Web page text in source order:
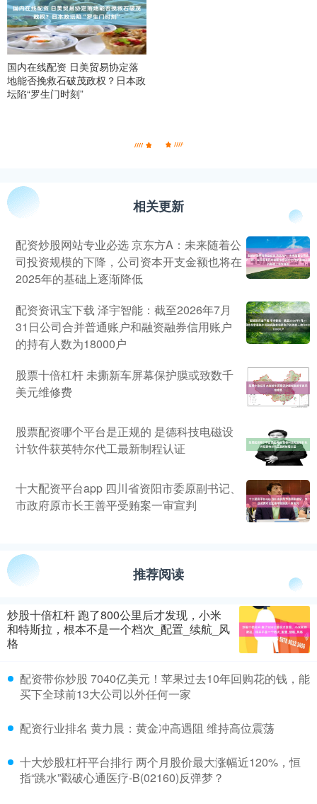
国内在线配资 日美贸易协定落
地能否挽救石破茂政权？日本政
坛陷“罗生门时刻”
相关更新
配资炒股网站专业必选 京东方A：未来随着公
司投资规模的下降，公司资本开支金额也将在
2025年的基础上逐渐降低
配资资讯宝下载 泽宇智能：截至2026年7月
31日公司合并普通账户和融资融券信用账户
的持有人数为18000户
股票十倍杠杆 未撕新车屏幕保护膜或致数千
美元维修费
股票配资哪个平台是正规的 是德科技电磁设
计软件获英特尔代工最新制程认证
十大配资平台app 四川省资阳市委原副书记、
市政府原市长王善平受贿案一审宣判
推荐阅读
炒股十倍杠杆 跑了800公里后才发现，小米
和特斯拉，根本不是一个档次_配置_续航_风
格
配资带你炒股 7040亿美元！苹果过去10年回购花的钱，能
买下全球前13大公司以外任何一家
配资行业排名 黄力晨：黄金冲高遇阻 维持高位震荡
十大炒股杠杆平台排行 两个月股价最大涨幅近120%，恒
指“跳水”戳破心通医疗-B(02160)反弹梦？